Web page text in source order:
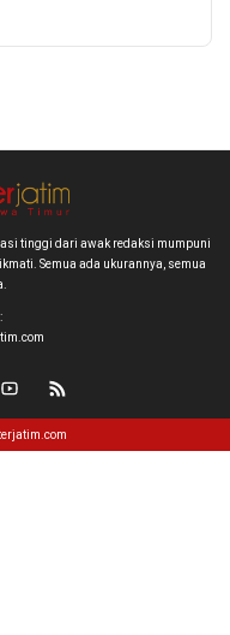
tinggi dari awak redaksi mumpuni
Semua ada ukurannya, semua